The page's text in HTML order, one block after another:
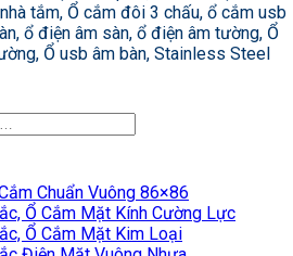
tắm, Ổ cắm đôi 3 chấu, ổ cắm usb
ổ điện âm sàn, ổ điện âm tường, Ổ
Ổ usb âm bàn, Stainless Steel
Chuẩn Vuông 86×86
Ổ Cắm Mặt Kính Cường Lực
Ổ Cắm Mặt Kim Loại